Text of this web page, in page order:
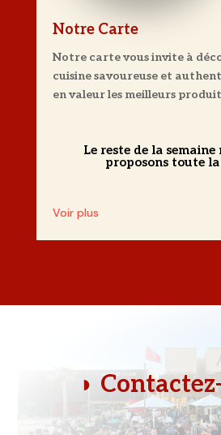
Notre Carte
Notre carte vous invite à
cuisine savoureuse et
en valeur les meilleurs
Le reste de la semaine
proposons toute
Voir plus
◗